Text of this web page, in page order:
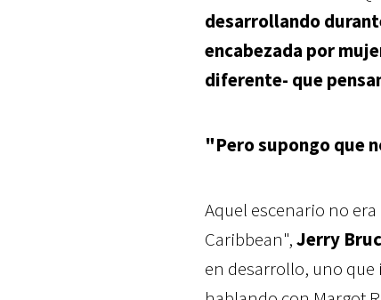
desarrollando
encabezada por
diferente- que
"Pero supongo que
Aquel escenario no
Caribbean",Jerry
en desarrollo, uno que